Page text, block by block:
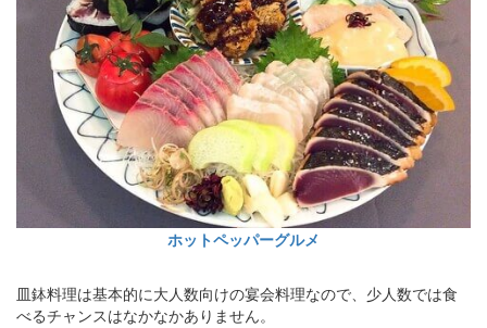
ホットペッパーグルメ
皿鉢料理は基本的に大人数向けの宴会料理なので、少人数では食
べるチャンスはなかなかありません。